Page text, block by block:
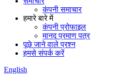
कंपनी समाचार
हमारे बारे में
कंपनी प्रोफाइल
मानद प्रमाण पत्र
पूछे जाने वाले प्रश्न
हमसे संपर्क करें
English